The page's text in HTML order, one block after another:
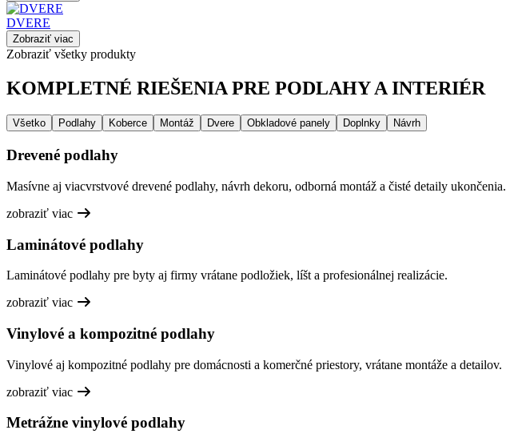
DVERE
Zobraziť viac
Zobraziť všetky produkty
KOMPLETNÉ RIEŠENIA PRE PODLAHY A INTERIÉR
Všetko Podlahy Koberce Montáž Dvere Obkladové panely Doplnky Návrh
Drevené podlahy
Masívne aj viacvrstvové drevené podlahy, návrh dekoru, odborná montáž a čisté detaily ukončenia.
zobraziť viac
Laminátové podlahy
Laminátové podlahy pre byty aj firmy vrátane podložiek, líšt a profesionálnej realizácie.
zobraziť viac
Vinylové a kompozitné podlahy
Vinylové aj kompozitné podlahy pre domácnosti a komerčné priestory, vrátane montáže a detailov.
zobraziť viac
Metrážne vinylové podlahy